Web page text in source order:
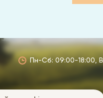
Пн-Сб: 09:00-18:00,